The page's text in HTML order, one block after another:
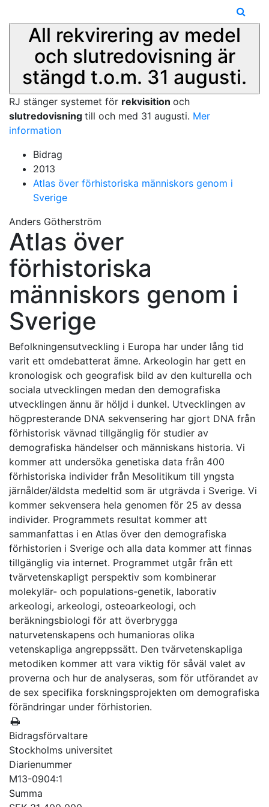
All rekvirering av medel
och slutredovisning är
stängd t.o.m. 31 augusti.
RJ stänger systemet för rekvisition och
slutredovisning till och med 31 augusti. Mer
information
Bidrag
2013
Atlas över förhistoriska människors genom i
Sverige
Anders Götherström
Atlas över
förhistoriska
människors genom i
Sverige
Befolkningensutveckling i Europa har under lång tid
varit ett omdebatterat ämne. Arkeologin har gett en
kronologisk och geografisk bild av den kulturella och
sociala utvecklingen medan den demografiska
utvecklingen ännu är höljd i dunkel. Utvecklingen av
högpresterande DNA sekvensering har gjort DNA från
förhistorisk vävnad tillgänglig för studier av
demografiska händelser och människans historia. Vi
kommer att undersöka genetiska data från 400
förhistoriska individer från Mesolitikum till yngsta
järnålder/äldsta medeltid som är utgrävda i Sverige. Vi
kommer sekvensera hela genomen för 25 av dessa
individer. Programmets resultat kommer att
sammanfattas i en Atlas över den demografiska
förhistorien i Sverige och alla data kommer att finnas
tillgänglig via internet. Programmet utgår från ett
tvärvetenskapligt perspektiv som kombinerar
molekylär- och populations-genetik, laborativ
arkeologi, arkeologi, osteoarkeologi, och
beräkningsbiologi för att överbrygga
naturvetenskapens och humanioras olika
vetenskapliga angreppssätt. Den tvärvetenskapliga
metodiken kommer att vara viktig för såväl valet av
proverna och hur de analyseras, som för utförandet av
de sex specifika forskningsprojekten om demografiska
förändringar under förhistorien.
Bidragsförvaltare
Stockholms universitet
Diarienummer
M13-0904:1
Summa